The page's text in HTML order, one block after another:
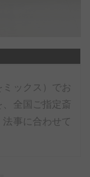
ミックス）でお
全国ご指定斎
事に合わせて